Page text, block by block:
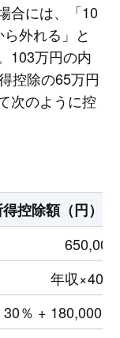
合には、「10
外れる」と
103万円の内
控除の65万円
次のように控
控除額（円）
650,000
年収×40%
％ + 180,000円